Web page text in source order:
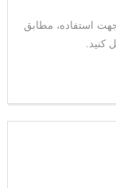
استفاده، مطابق
کنید.